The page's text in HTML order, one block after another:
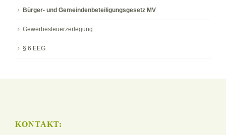
Bürger- und Gemeindenbeteiligungsgesetz MV
Gewerbesteuerzerlegung
§ 6 EEG
KONTAKT: